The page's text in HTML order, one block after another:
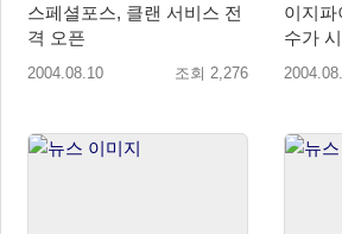
스페셜포스, 클랜 서비스 전
격 오픈
2004.08.10 조회 2,276
이지파
수가